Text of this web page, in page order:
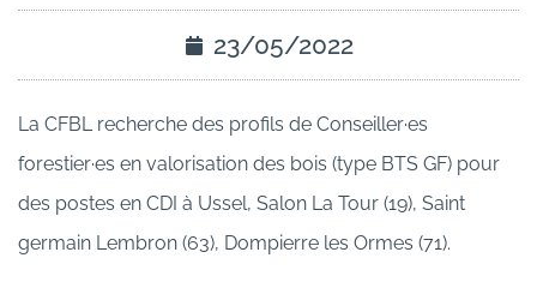
23/05/2022
La CFBL recherche des profils de Conseiller·es
forestier·es en valorisation des bois (type BTS GF) pour
des postes en CDI à Ussel, Salon La Tour (19), Saint
germain Lembron (63), Dompierre les Ormes (71).